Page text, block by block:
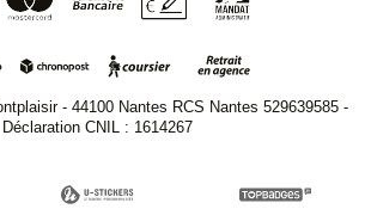
- 44100 Nantes RCS Nantes 529639585 -
Déclaration CNIL : 1614267